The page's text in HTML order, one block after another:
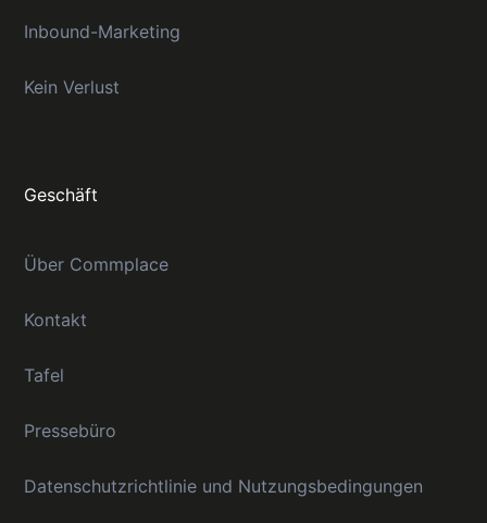
Inbound-Marketing
Kein Verlust
Geschäft
Über Commplace
Kontakt
Tafel
Pressebüro
Datenschutzrichtlinie und Nutzungsbedingungen